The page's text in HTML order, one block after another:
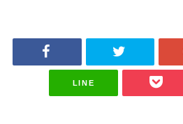
LINE